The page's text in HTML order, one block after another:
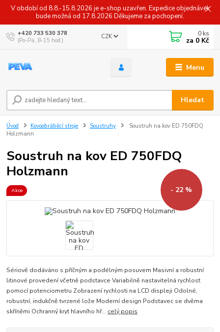
V období od 8.8.-15.8.2026 je e-shop uzavřen. Expedice objednávek
bude možná od 17.8.2026 Děkujeme za pochopení.
Menu
CZK
Hledat
+420 733 530 378
(Po-Pá, 8-15 hod.)
0 ks
za 0 Kč
Úvod Kovoobráběcí stroje Soustruhy
Soustruh na kov ED 750FDQ
Holzmann
Soustruh na kov ED 750FDQ
Holzmann
Akce - 22 %
Sériově dodáváno s příčným a podélným posuvem Masivní a robustní
litinové provedení včetně podstavce Variabilně nastavitelná rychlost
pomocí potenciometru Zobrazení rychlosti na LCD displeji Odolné,
robustní, indukčně tvrzené lože Moderní design Podstavec se dvěma
skříněmi Ochranný kryt hlavního hř... celý popis